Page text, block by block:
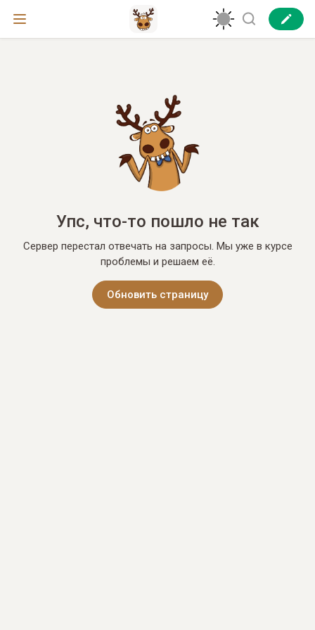
Упс, что-то пошло не так
Сервер перестал отвечать на запросы. Мы уже в курсе
проблемы и решаем её.
Обновить страницу